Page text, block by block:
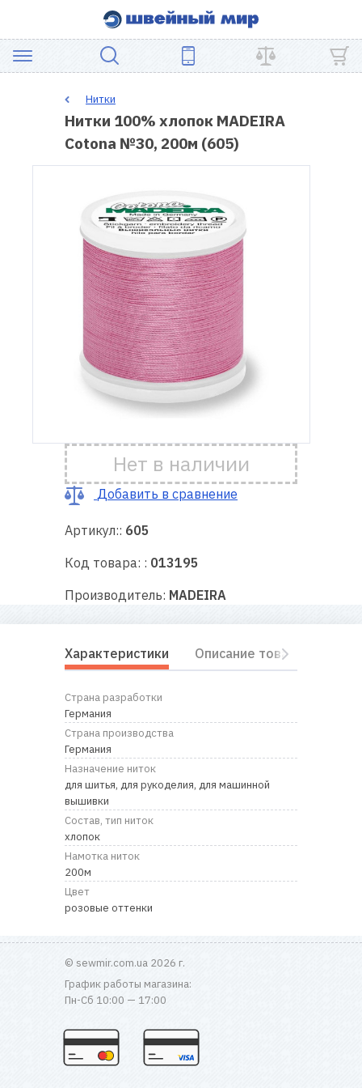
ШВЕЙНОЕ
ОБОРУДОВАНИЕ
АКСЕССУАРЫ
Гарантия
Ремонт
швейной
Полезные
советы
Контакты
нас
Нитки
Нитки 100% хлопок MADEIRA
Cotona №30, 200м (605)
Нет в наличии
Добавить в сравнение
Артикул:: 605
Код товара: : 013195
Производитель: MADEIRA
Характеристики Описание товара
Страна разработки
Германия
Страна производства
Германия
Назначение ниток
для шитья, для рукоделия, для машинной
вышивки
Состав, тип ниток
хлопок
Намотка ниток
200м
Цвет
розовые оттенки
© sewmir.com.ua 2026 г.
График работы магазина:
Пн-Сб 10:00 — 17:00